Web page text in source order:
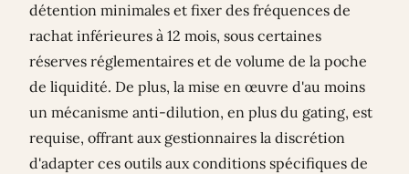
détention minimales et fixer des fréquences de
rachat inférieures à 12 mois, sous certaines
réserves réglementaires et de volume de la poche
de liquidité. De plus, la mise en œuvre d'au moins
un mécanisme anti-dilution, en plus du gating, est
requise, offrant aux gestionnaires la discrétion
d'adapter ces outils aux conditions spécifiques de